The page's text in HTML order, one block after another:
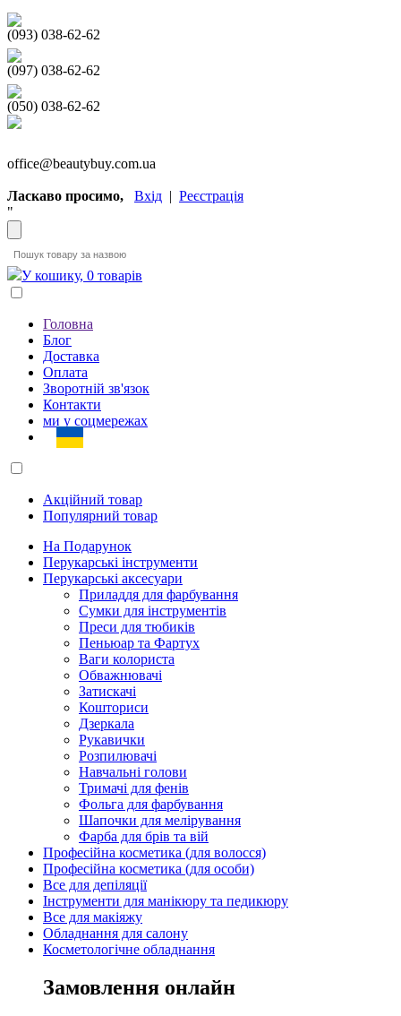
(093) 038-62-62
(097) 038-62-62
(050) 038-62-62
office@beautybuy.com.ua
Ласкаво просимо, Вхід | Реєстрація
"
У кошику, 0 товарів
Головна
Блог
Доставка
Оплата
Зворотній зв'язок
Контакти
ми у соцмережах
Акційний товар
Популярний товар
На Подарунок
Перукарські інструменти
Перукарські аксесуари
Приладдя для фарбування
Сумки для інструментів
Преси для тюбиків
Пеньюар та Фартух
Ваги колориста
Обважнювачі
Затискачі
Кошториси
Дзеркала
Рукавички
Розпилювачі
Навчальні голови
Тримачі для фенів
Фольга для фарбування
Шапочки для мелірування
Фарба для брів та вій
Професійна косметика (для волосся)
Професійна косметика (для особи)
Все для депіляції
Інструменти для манікюру та педикюру
Все для макіяжу
Обладнання для салону
Косметологічне обладнання
Замовлення онлайн